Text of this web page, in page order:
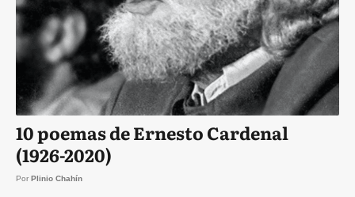
10 poemas de Ernesto Cardenal
(1926-2020)
Por Plinio Chahín